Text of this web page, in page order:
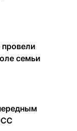
провели
семьи